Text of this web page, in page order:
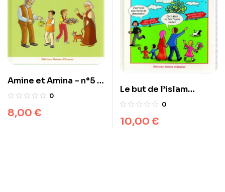
Amine et Amina – n°5 :
L’exemple du Prophète
0
8,00 €
Le but de l’islam
expliqué aux jeunes –
0
10,00 €